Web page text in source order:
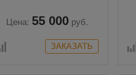
Цена: 55 000 руб.